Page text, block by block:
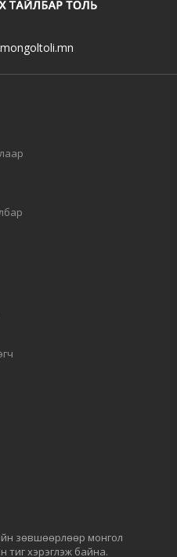
зөвшөөрлөөр монгол
тиг хэрэглэж байна.